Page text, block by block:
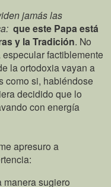
jamás las
que este Papa está
y la Tradición. No
factiblemente
la ortodoxia vayan a
como si, habiéndose
decidido que lo
con energía
apresuro a
manera sugiero